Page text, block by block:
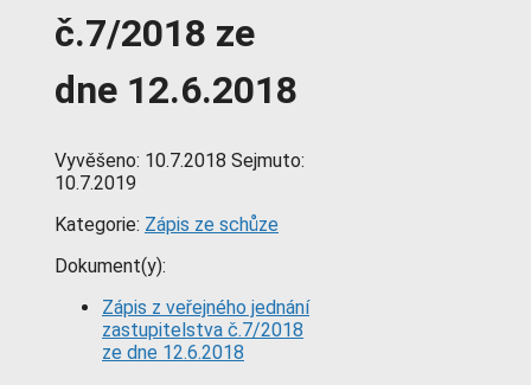
č.7/2018 ze
dne 12.6.2018
Vyvěšeno: 10.7.2018 Sejmuto:
10.7.2019
Kategorie: Zápis ze schůze
Dokument(y):
Zápis z veřejného jednání
zastupitelstva č.7/2018
ze dne 12.6.2018